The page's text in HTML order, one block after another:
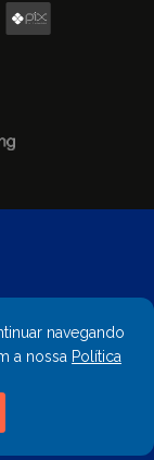
navegando
a nossa Política
reservados.